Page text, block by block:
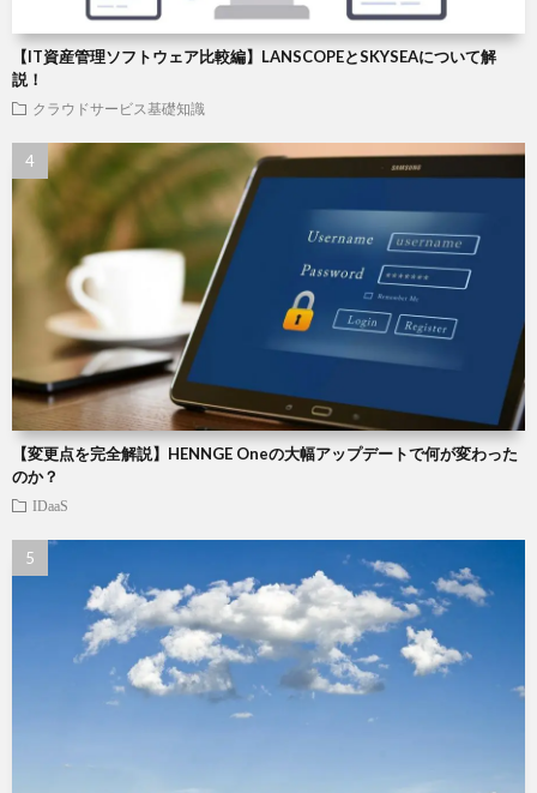
【IT資産管理ソフトウェア比較編】LANSCOPEとSKYSEAについて解
説！
クラウドサービス基礎知識
【変更点を完全解説】HENNGE Oneの大幅アップデートで何が変わった
のか？
IDaaS